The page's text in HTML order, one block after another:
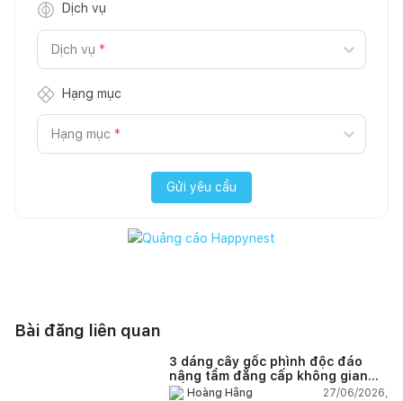
Dịch vụ
Dịch vụ *
Hạng mục
Hạng mục *
Gửi yêu cầu
Bài đăng liên quan
3 dáng cây gốc phình độc đáo
nâng tầm đẳng cấp không gian
sốngHoàng Hằng
27/06/2026,